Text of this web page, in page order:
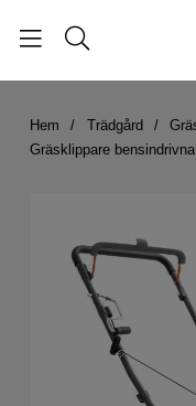
Hem Trädgård
Gräsklippare bensindrivna